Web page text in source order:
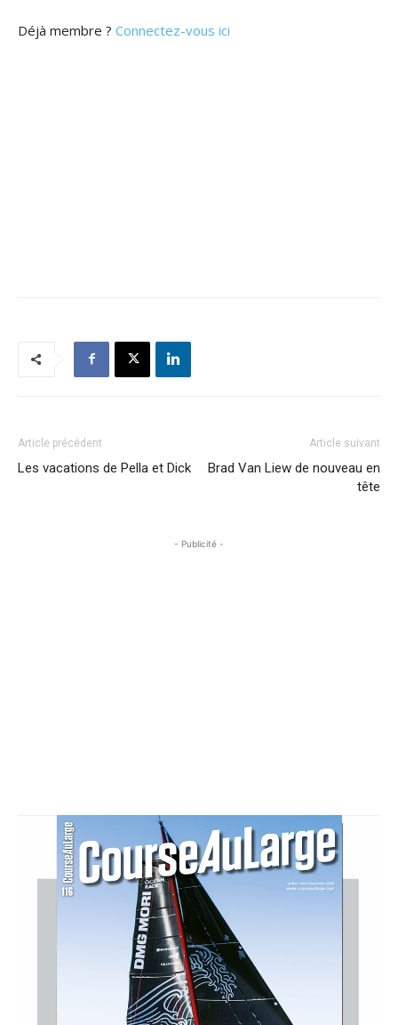
Déjà membre ? Connectez-vous ici
Article précédent
Les vacations de Pella et Dick
Article suivant
Brad Van Liew de nouveau en
tête
- Publicité -